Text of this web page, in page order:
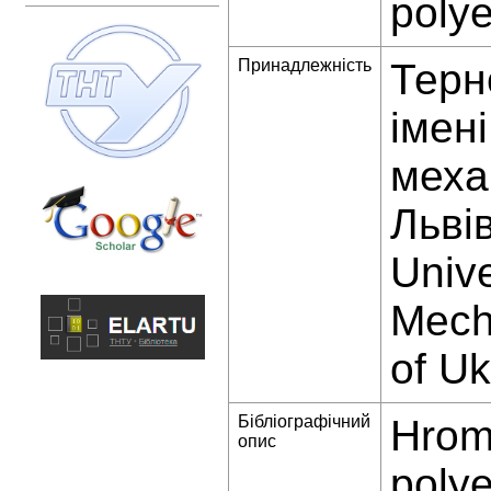
Принадлежність
of
Бібліографічний
опис